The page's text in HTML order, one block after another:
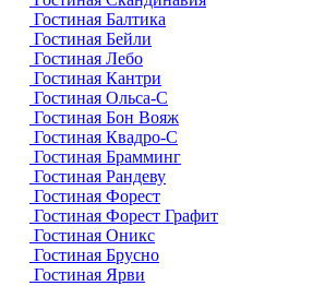
Гостиная Балтика
Гостиная Бейли
Гостиная Лебо
Гостиная Кантри
Гостиная Ольса-С
Гостиная Бон Вояж
Гостиная Квадро-С
Гостиная Брамминг
Гостиная Рандеву
Гостиная Форест
Гостиная Форест Графит
Гостиная Оникс
Гостиная Брусно
Гостиная Ярви